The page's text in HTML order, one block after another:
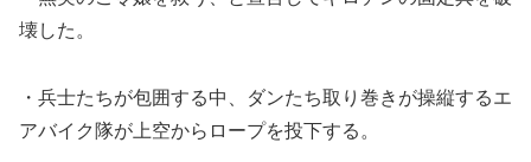
壊した。
・兵士たちが包囲する中、ダンたち取り巻きが操縦するエ
アバイク隊が上空からロープを投下する。